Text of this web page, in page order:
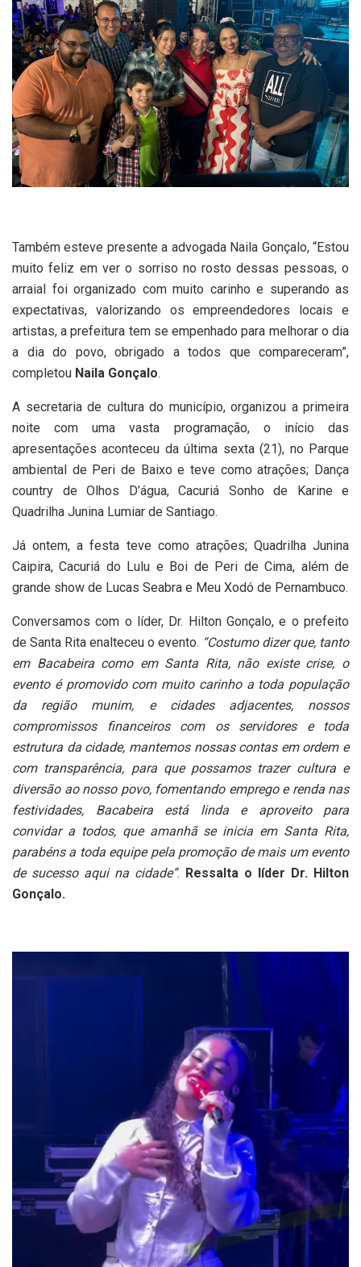
Também esteve presente a advogada Naila Gonçalo, “Estou
muito feliz em ver o sorriso no rosto dessas pessoas, o
arraial foi organizado com muito carinho e superando as
expectativas, valorizando os empreendedores locais e
artistas, a prefeitura tem se empenhado para melhorar o dia
a dia do povo, obrigado a todos que compareceram”,
completou Naila Gonçalo.
A secretaria de cultura do município, organizou a primeira
noite com uma vasta programação, o início das
apresentações aconteceu da última sexta (21), no Parque
ambiental de Peri de Baixo e teve como atrações; Dança
country de Olhos D’água, Cacuriá Sonho de Karine e
Quadrilha Junina Lumiar de Santiago.
Já ontem, a festa teve como atrações; Quadrilha Junina
Caipira, Cacuriá do Lulu e Boi de Peri de Cima, além de
grande show de Lucas Seabra e Meu Xodó de Pernambuco.
Conversamos com o líder, Dr. Hilton Gonçalo, e o prefeito
de Santa Rita enalteceu o evento. “Costumo dizer que, tanto
em Bacabeira como em Santa Rita, não existe crise, o
evento é promovido com muito carinho a toda população
da região munim, e cidades adjacentes, nossos
compromissos financeiros com os servidores e toda
estrutura da cidade, mantemos nossas contas em ordem e
com transparência, para que possamos trazer cultura e
diversão ao nosso povo, fomentando emprego e renda nas
festividades, Bacabeira está linda e aproveito para
convidar a todos, que amanhã se inicia em Santa Rita,
parabéns a toda equipe pela promoção de mais um evento
de sucesso aqui na cidade”. Ressalta o líder Dr. Hilton
Gonçalo.